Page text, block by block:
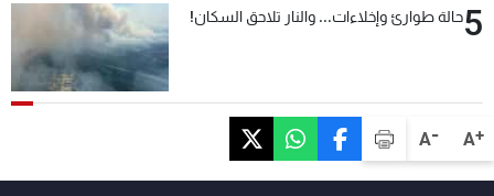
A+
A-
5حالة طوارئ وإخلاءات... والنار تلاحق السكان!